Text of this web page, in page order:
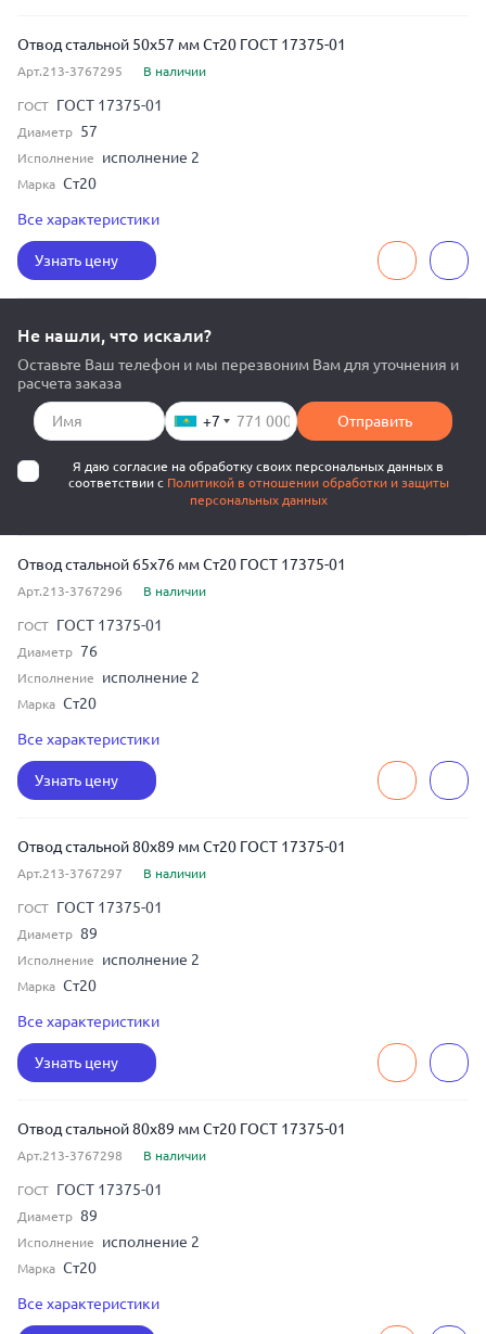
Отвод стальной 50x57 мм Ст20 ГОСТ 17375-01
Арт.213-3767295 В наличии
ГОСТ ГОСТ 17375-01
Диаметр 57
Исполнение исполнение 2
Марка Ст20
Условный диаметр 50
Все характеристики
Узнать цену
Не нашли, что искали?
Оставьте Ваш телефон и мы перезвоним Вам для уточнения и
расчета заказа
+7 Отправить
Я даю согласие на обработку своих персональных данных в
соответствии с Политикой в отношении обработки и защиты
персональных данных
Отвод стальной 65x76 мм Ст20 ГОСТ 17375-01
Арт.213-3767296 В наличии
ГОСТ ГОСТ 17375-01
Диаметр 76
Исполнение исполнение 2
Марка Ст20
Условный диаметр 65
Все характеристики
Узнать цену
Отвод стальной 80x89 мм Ст20 ГОСТ 17375-01
Арт.213-3767297 В наличии
ГОСТ ГОСТ 17375-01
Диаметр 89
Исполнение исполнение 2
Марка Ст20
Условный диаметр 80
Все характеристики
Узнать цену
Отвод стальной 80x89 мм Ст20 ГОСТ 17375-01
Арт.213-3767298 В наличии
ГОСТ ГОСТ 17375-01
Диаметр 89
Исполнение исполнение 2
Марка Ст20
Все характеристики